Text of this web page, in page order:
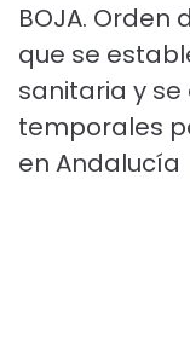
BOJA. Orden
que se
sanitaria y
temporales
en Andalucía